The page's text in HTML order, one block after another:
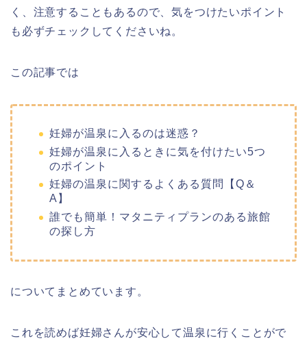
く、注意することもあるので、気をつけたいポイント
も必ずチェックしてくださいね。
この記事では
妊婦が温泉に入るのは迷惑？
妊婦が温泉に入るときに気を付けたい5つ
のポイント
妊婦の温泉に関するよくある質問【Q＆
A】
誰でも簡単！マタニティプランのある旅館
の探し方
についてまとめています。
これを読めば妊婦さんが安心して温泉に行くことがで